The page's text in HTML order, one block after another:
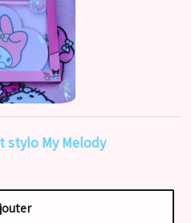
stylo My Melody